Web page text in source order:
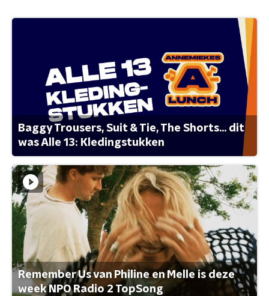
Baggy Trousers, Suit & Tie, The Shorts... dit
was Alle 13: Kledingstukken
Remember Us van Philine en Melle is deze
week NPO Radio 2 TopSong